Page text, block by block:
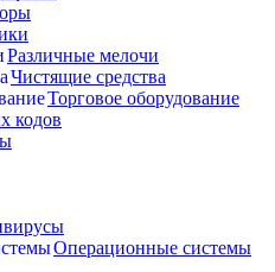
Различные мелочи
Чистящие средства
Торговое оборудование
кодов
Операционные системы